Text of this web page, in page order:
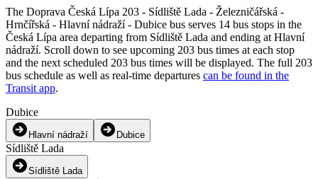
The Doprava Česká Lípa 203 - Sídliště Lada - Železničářská -
Hrnčířská - Hlavní nádraží - Dubice bus serves 14 bus stops in the
Česká Lípa area departing from Sídliště Lada and ending at Hlavní
nádraží. Scroll down to see upcoming 203 bus times at each stop
and the next scheduled 203 bus times will be displayed. The full 203
bus schedule as well as real-time departures can be found in the
Transit app.
Dubice
Hlavní nádraží Dubice
Sídliště Lada
Sídliště Lada